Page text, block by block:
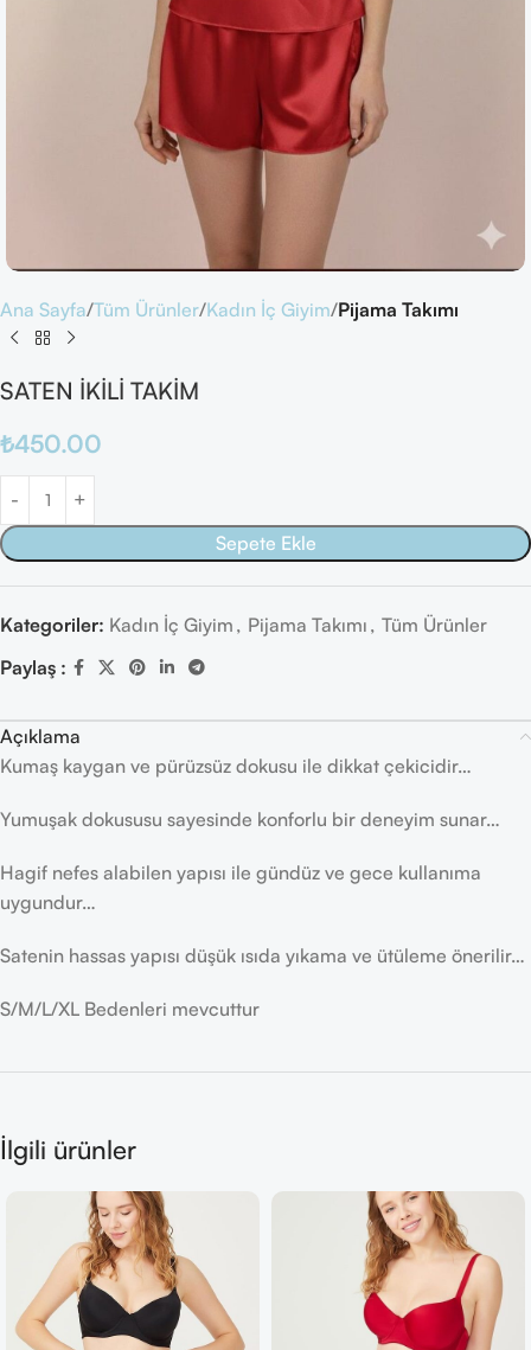
Ana Sayfa Tüm Ürünler Kadın İç Giyim Pijama Takımı
SATEN İKİLİ TAKİM
₺450.00
Sepete Ekle
Kategoriler: Kadın İç Giyim , Pijama Takımı , Tüm Ürünler
Paylaş :
Açıklama
Kumaş kaygan ve pürüzsüz dokusu ile dikkat çekicidir…
Yumuşak dokususu sayesinde konforlu bir deneyim sunar…
Hagif nefes alabilen yapısı ile gündüz ve gece kullanıma
uygundur…
Satenin hassas yapısı düşük ısıda yıkama ve ütüleme önerilir…
S/M/L/XL Bedenleri mevcuttur
İlgili ürünler